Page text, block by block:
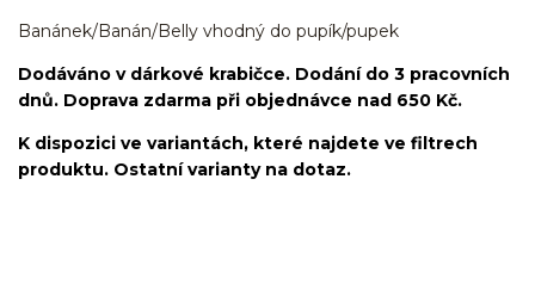
Banánek/Banán/Belly vhodný do pupík/pupek
Dodáváno v dárkové krabičce. Dodání do 3 pracovních
dnů. Doprava zdarma při objednávce nad 650 Kč.
K dispozici ve variantách, které najdete ve filtrech
produktu. Ostatní varianty na dotaz.